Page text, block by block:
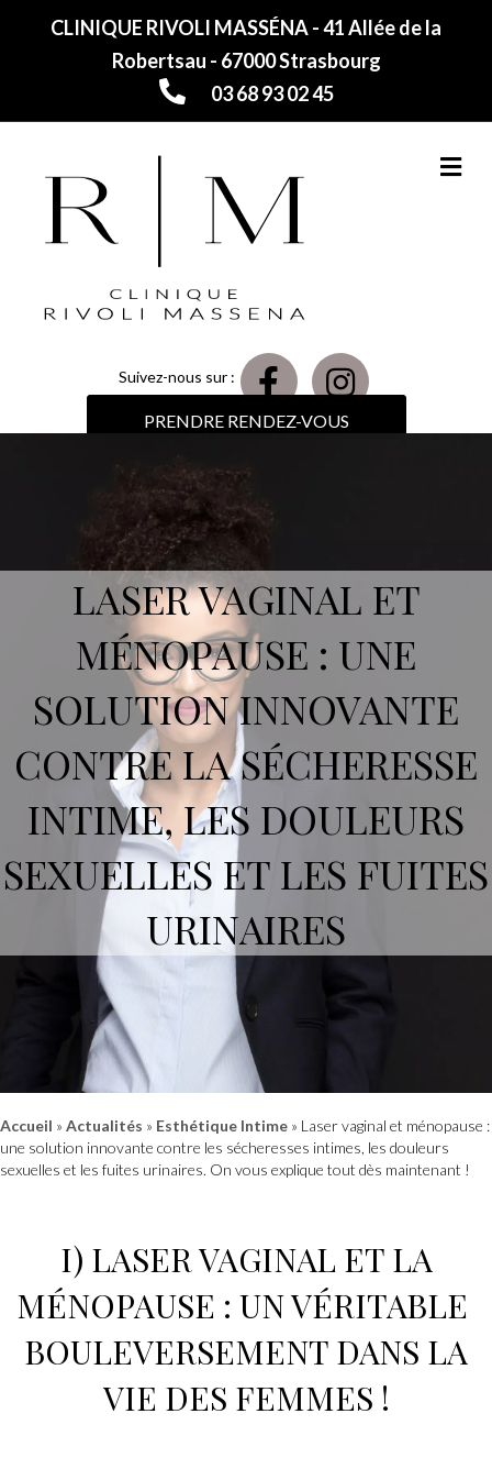
CLINIQUE RIVOLI MASSÉNA - 41 Allée de la
Robertsau - 67000 Strasbourg
03 68 93 02 45
Suivez-nous sur :
PRENDRE RENDEZ-VOUS
LASER VAGINAL ET
MÉNOPAUSE : UNE
SOLUTION INNOVANTE
CONTRE LA SÉCHERESSE
INTIME, LES DOULEURS
SEXUELLES ET LES FUITES
URINAIRES
Accueil » Actualités » Esthétique Intime » Laser vaginal et ménopause :
une solution innovante contre les sécheresses intimes, les douleurs
sexuelles et les fuites urinaires. On vous explique tout dès maintenant !
I) LASER VAGINALET LA
MÉNOPAUSE : UN VÉRITABLE
BOULEVERSEMENT DANS LA
VIE DES FEMMES !